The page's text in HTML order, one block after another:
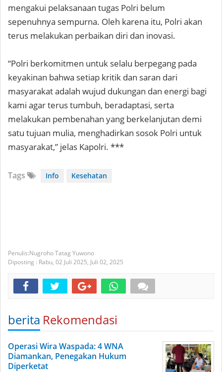
mengakui pelaksanaan tugas Polri belum
sepenuhnya sempurna. Oleh karena itu, Polri akan
terus melakukan perbaikan diri dan inovasi.
“Polri berkomitmen untuk selalu berpegang pada
keyakinan bahwa setiap kritik dan saran dari
masyarakat adalah wujud dukungan dan energi bagi
kami agar terus tumbuh, beradaptasi, serta
melakukan pembenahan yang berkelanjutan demi
satu tujuan mulia, menghadirkan sosok Polri untuk
masyarakat,” jelas Kapolri. ***
Tags Info Kesehatan
Nugroho Tatag Yuwono
Diposting : Rabu, 02 Juli 2025, Juli 02, 2025
berita Rekomendasi
Operasi Wira Waspada: 4 WNA
Diamankan, Penegakan Hukum
Diperketat